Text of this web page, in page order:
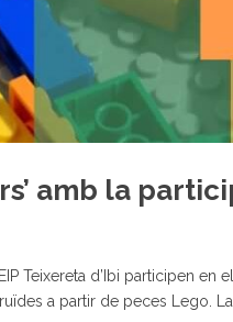
amb la
Teixereta d’Ibi participen en
a partir de peces Lego. La...